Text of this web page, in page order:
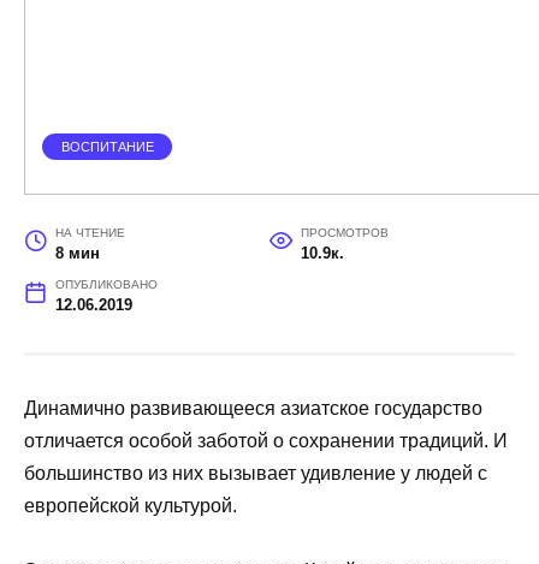
ВОСПИТАНИЕ
НА ЧТЕНИЕ
8 мин
ПРОСМОТРОВ
10.9к.
ОПУБЛИКОВАНО
12.06.2019
Динамично развивающееся азиатское государство
отличается особой заботой о сохранении традиций. И
большинство из них вызывает удивление у людей с
европейской культурой.